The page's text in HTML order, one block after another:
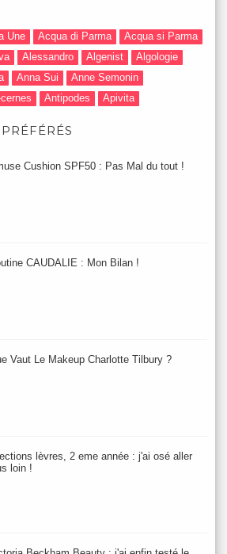
Une Acqua di Parma
Acqua si Parma
Alessandro Algenist
Algologie
Anna Sui
Anne Semonin
Antipodes
Apivita
Atelier Cologne
Probiotic
AUTOMNE 2012
Bioderma
Bioeffect
Clarins Clarisonic
Cle de Peau
2011
ETE 2011
ETE 2012 ETE 2013 ETE 2014
Cushion SPF50 : Pas Mal du tout !
CAUDALIE : Mon Bilan !
Vaut Le Makeup Charlotte Tilbury ?
lèvres, 2 eme année : j'ai osé aller
loin !